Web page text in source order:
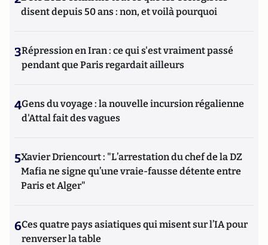
disent depuis 50 ans : non, et voilà pourquoi
3Répression en Iran : ce qui s'est vraiment passé
pendant que Paris regardait ailleurs
4Gens du voyage : la nouvelle incursion régalienne
d'Attal fait des vagues
5Xavier Driencourt : "L’arrestation du chef de la DZ
Mafia ne signe qu’une vraie-fausse détente entre
Paris et Alger"
6Ces quatre pays asiatiques qui misent sur l’IA pour
renverser la table